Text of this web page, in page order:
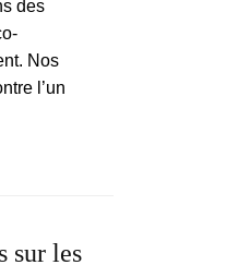
des
Nos
l’un
sur les